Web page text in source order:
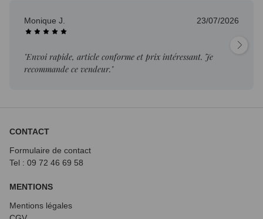
Monique J. 23/07/2026
"Envoi rapide, article conforme et prix intéressant. Je
recommande ce vendeur."
CONTACT
Formulaire de contact
Tel : 09 72 46 69 58
MENTIONS
Mentions légales